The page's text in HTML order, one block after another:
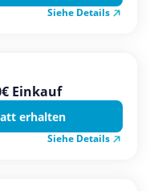
Siehe Details
Einkauf
erhalten
Siehe Details